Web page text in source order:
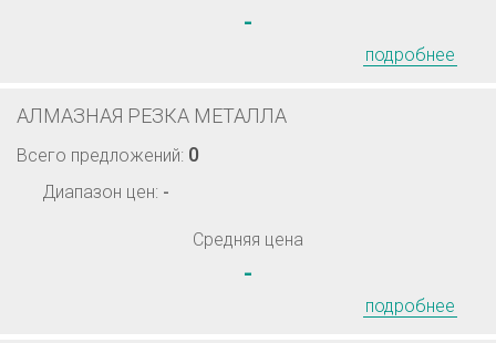
-
подробнее
АЛМАЗНАЯ РЕЗКА МЕТАЛЛА
Всего предложений: 0
Диапазон цен: -
Средняя цена
-
подробнее